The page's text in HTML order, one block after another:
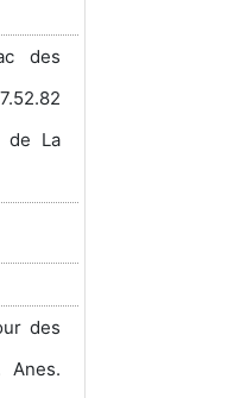
des
de La
des
Anes.